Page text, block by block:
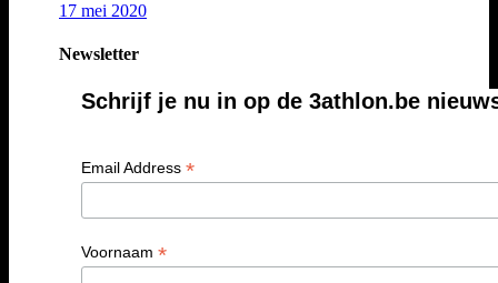
17 mei 2020
Newsletter
Schrijf je nu in op de 3athlon.be
Email Address *
Voornaam *